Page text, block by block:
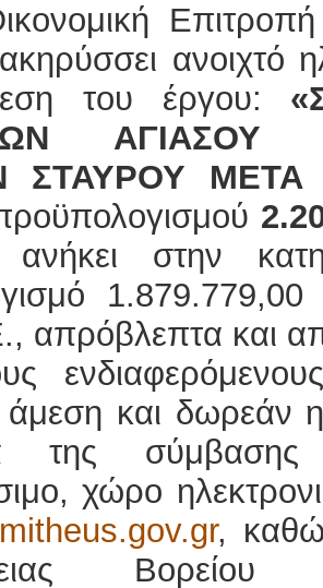
Επιτροπή
ανοιχτό
του έργου:
ΑΓΙΑΣΟΥ
ΣΤΑΥΡΟΥ
στην
απρόβλεπτα και
και δωρεάν
της σύμβασης
χώρο
,